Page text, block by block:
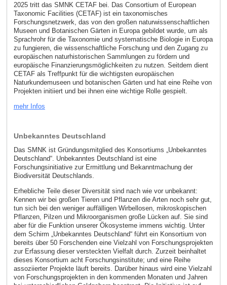
2025 tritt das SMNK CETAF bei. Das Consortium of European
Taxonomic Facilities (CETAF) ist ein taxonomisches
Forschungsnetzwerk, das von den großen naturwissenschaftlichen
Museen und Botanischen Gärten in Europa gebildet wurde, um als
Sprachrohr für die Taxonomie und systematische Biologie in Europa
zu fungieren, die wissenschaftliche Forschung und den Zugang zu
europäischen naturhistorischen Sammlungen zu fördern und
europäische Finanzierungsmöglichkeiten zu nutzen. Seitdem dient
CETAF als Treffpunkt für die wichtigsten europäischen
Naturkundemuseen und botanischen Gärten und hat eine Reihe von
Projekten initiiert und bei ihnen eine wichtige Rolle gespielt.
mehr Infos
Unbekanntes Deutschland
Das SMNK ist Gründungsmitglied des Konsortiums „Unbekanntes
Deutschland“. Unbekanntes Deutschland ist eine
Forschungsinitiative zur Ermittlung und Bekanntmachung der
Biodiversität Deutschlands.
Erhebliche Teile dieser Diversität sind nach wie vor unbekannt:
Kennen wir bei großen Tieren und Pflanzen die Arten noch sehr gut,
tun sich bei den weniger auffälligen Wirbellosen, mikroskopischen
Pflanzen, Pilzen und Mikroorganismen große Lücken auf. Sie sind
aber für die Funktion unserer Ökosysteme immens wichtig. Unter
dem Schirm „Unbekanntes Deutschland“ führt ein Konsortium von
bereits über 50 Forschenden eine Vielzahl von Forschungsprojekten
zur Erfassung dieser versteckten Vielfalt durch. Zurzeit beinhaltet
dieses Konsortium acht Forschungsinstitute; und eine Reihe
assoziierter Projekte läuft bereits. Darüber hinaus wird eine Vielzahl
von Forschungsprojekten in den kommenden Monaten und Jahren